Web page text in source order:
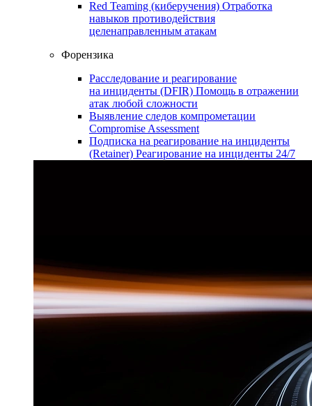
Red Teaming (киберучения) Отработка
навыков противодействия
целенаправленным атакам
Форензика
Расследование и реагирование
на инциденты (DFIR) Помощь в отражении
атак любой сложности
Выявление следов компрометации
Compromise Assessment
Подписка на реагирование на инциденты
(Retainer) Реагирование на инциденты 24/7